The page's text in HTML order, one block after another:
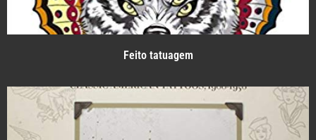
Feito tatuagem